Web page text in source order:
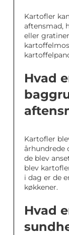
Kartofler
aftensmad,
eller
Hvad
Kartofler
århundrede
de blev
blev
i dag er de
køkkener.
Hvad